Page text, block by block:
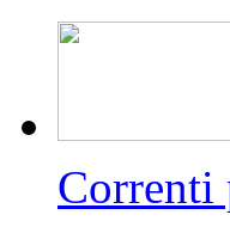
Correnti